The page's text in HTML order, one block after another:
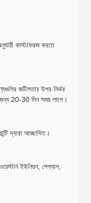
কাস্ট/ফরজ করতে
জটিলতার উপর নির্ভর
20-30 দিন সময় লাগে।
দ্বারা আচ্ছাদিত।
ইউনিয়ন, পেপ্যাল,